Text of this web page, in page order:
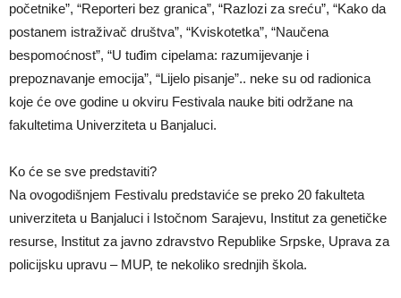
početnike”, “Reporteri bez granica”, “Razlozi za sreću”, “Kako da
postanem istraživač društva”, “Kviskotetka”, “Naučena
bespomoćnost”, “U tuđim cipelama: razumijevanje i
prepoznavanje emocija”, “Lijelo pisanje”.. neke su od radionica
koje će ove godine u okviru Festivala nauke biti održane na
fakultetima Univerziteta u Banjaluci.
Ko će se sve predstaviti?
Na ovogodišnjem Festivalu predstaviće se preko 20 fakulteta
univerziteta u Banjaluci i Istočnom Sarajevu, Institut za genetičke
resurse, Institut za javno zdravstvo Republike Srpske, Uprava za
policijsku upravu – MUP, te nekoliko srednjih škola.